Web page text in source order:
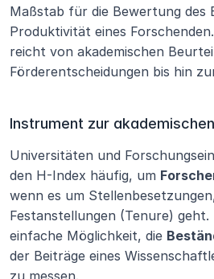
Maßstab für die Bewertung des
Produktivität eines
reicht von akademischen
Förderentscheidungen bis hin
Instrument zur
Universitäten und
den H-Index häufig, um
wenn es um
Festanstellungen (Tenure)
einfache Möglichkeit, die
der Beiträge eines
zu messen.